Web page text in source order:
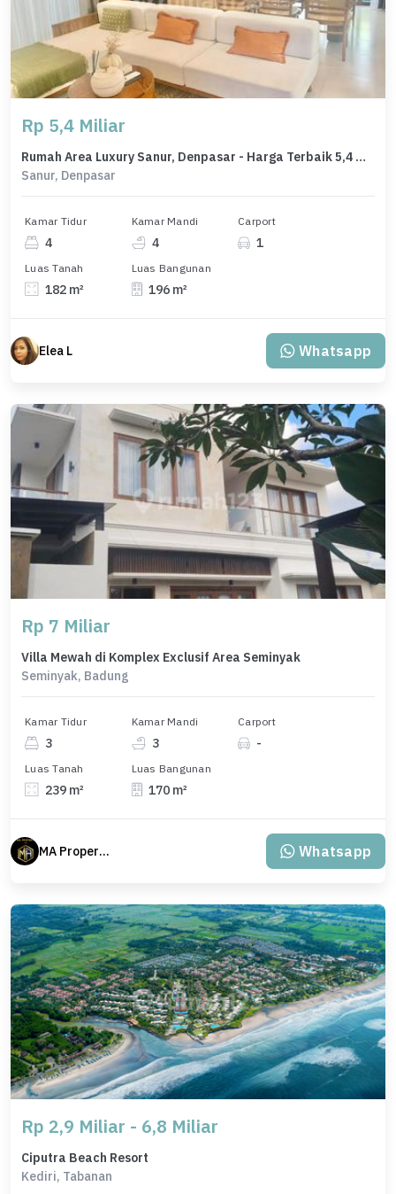
Rp 5,4 Miliar
Rumah Area Luxury Sanur, Denpasar - Harga Terbaik 5,4 Miliar
Sanur, Denpasar
Kamar Tidur
4
Kamar Mandi
4
Carport
1
Luas Tanah
182 m²
Luas Bangunan
196 m²
Elea L Whatsapp
Rp 7 Miliar
Villa Mewah di Komplex Exclusif Area Seminyak
Seminyak, Badung
Kamar Tidur
3
Kamar Mandi
3
Carport
-
Luas Tanah
239 m²
Luas Bangunan
170 m²
MA Properti Agent Whatsapp
Rp 2,9 Miliar - 6,8 Miliar
Ciputra Beach Resort
Kediri, Tabanan